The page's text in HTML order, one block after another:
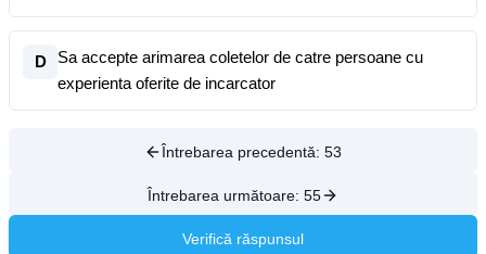
D
Sa accepte arimarea coletelor de catre persoane cu
experienta oferite de incarcator
Întrebarea precedentă: 53
Întrebarea următoare: 55
Verifică răspunsul